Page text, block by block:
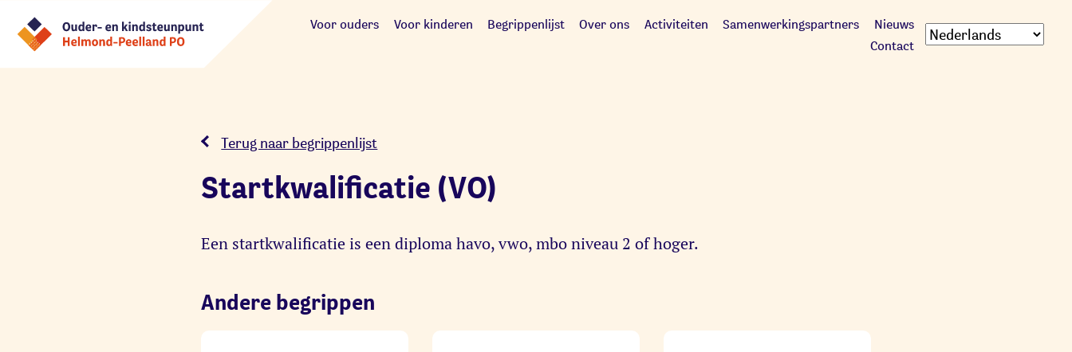
Voor ouders Voor kinderen Begrippenlijst Over ons Activiteiten Samenwerkingspartners
Nieuws
Contact
Terug naar begrippenlijst
Startkwalificatie (VO)
Een startkwalificatie is een diploma havo, vwo, mbo niveau 2 of hoger.
Andere begrippen